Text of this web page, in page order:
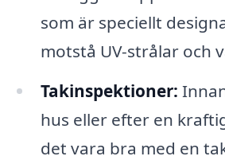
som är speciellt
motstå UV-strålar och
Takinspektioner:
hus eller efter en
det vara bra med en